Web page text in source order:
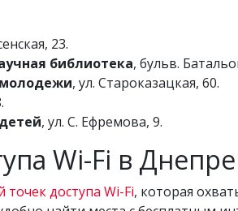
23.
библиотека, бульв.
молодежи, ул. Староказацкая, 60.
, ул. С. Ефремова, 9.
Wi-Fi в Днепре
доступа Wi-Fi, которая